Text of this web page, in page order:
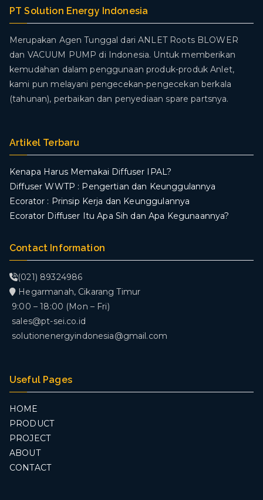
PT Solution Energy Indonesia
Merupakan Agen Tunggal dari ANLET Roots BLOWER
dan VACUUM PUMP di Indonesia. Untuk memberikan
kemudahan dalam penggunaan produk-produk Anlet,
kami pun melayani pengecekan-pengecekan berkala
(tahunan), perbaikan dan penyediaan spare partsnya.
Artikel Terbaru
Kenapa Harus Memakai Diffuser IPAL?
Diffuser WWTP : Pengertian dan Keunggulannya
Ecorator : Prinsip Kerja dan Keunggulannya
Ecorator Diffuser Itu Apa Sih dan Apa Kegunaannya?
Contact Information
(021) 89324986
Hegarmanah, Cikarang Timur
9:00 – 18:00 (Mon – Fri)
sales@pt-sei.co.id
solutionenergyindonesia@gmail.com
Useful Pages
HOME
PRODUCT
PROJECT
ABOUT
CONTACT